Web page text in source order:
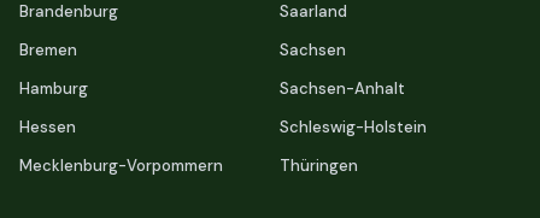
Brandenburg
Bremen
Hamburg
Hessen
Mecklenburg-Vorpommern
Saarland
Sachsen
Sachsen-Anhalt
Schleswig-Holstein
Thüringen